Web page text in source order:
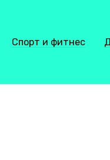
Спорт и фитнес